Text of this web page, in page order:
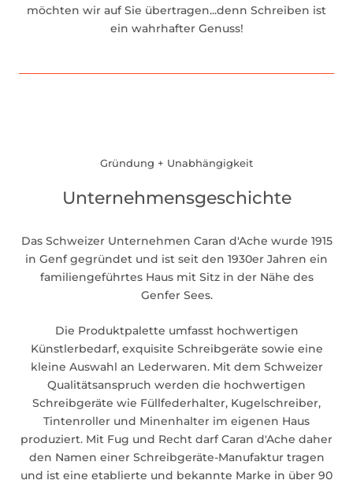
möchten wir auf Sie übertragen...denn Schreiben ist
ein wahrhafter Genuss!
Gründung + Unabhängigkeit
Unternehmensgeschichte
Das Schweizer Unternehmen Caran d'Ache wurde 1915
in Genf gegründet und ist seit den 1930er Jahren ein
familiengeführtes Haus mit Sitz in der Nähe des
Genfer Sees.
Die Produktpalette umfasst hochwertigen
Künstlerbedarf, exquisite Schreibgeräte sowie eine
kleine Auswahl an Lederwaren. Mit dem Schweizer
Qualitätsanspruch werden die hochwertigen
Schreibgeräte wie Füllfederhalter, Kugelschreiber,
Tintenroller und Minenhalter im eigenen Haus
produziert. Mit Fug und Recht darf Caran d'Ache daher
den Namen einer Schreibgeräte-Manufaktur tragen
und ist eine etablierte und bekannte Marke in über 90